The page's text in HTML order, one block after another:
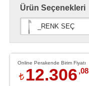
Ürün Seçenekleri
Online Perakende Birim Fiyatı
12.306 ,08